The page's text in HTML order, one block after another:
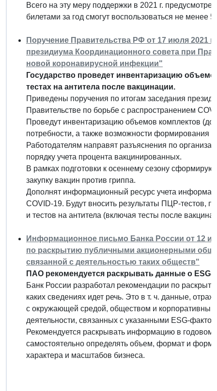
Всего на эту меру поддержки в 2021 г.
билетами за год смогут воспользоваться не менее
Поручение Правительства РФ от 17 июля 2021
президиума Координационного совета при
новой коронавирусной инфекции"
Государство проведет инвентаризацию
тестах на антитела после вакцинации.
Приведены поручения по итогам заседания
Правительстве по борьбе с распространением
Проведут инвентаризацию объемов комплектов
потребности, а также возможности формирования
Работодателям направят разъяснения по
порядку учета процента вакцинированных.
В рамках подготовки к осеннему сезону
закупку вакцин против гриппа.
Дополнят информационный ресурс учета
COVID-19. Будут вносить результаты ПЦР-тестов,
и тестов на антитела (включая тесты после
Информационное письмо Банка России от 12
по раскрытию публичными акционерными
связанной с деятельностью таких обществ"
ПАО рекомендуется раскрывать данные о ESG-
Банк России разработал рекомендации по
каких сведениях идет речь. Это в т. ч. данные,
с окружающей средой, обществом и
деятельности, связанных с указанными ESG-
Рекомендуется раскрывать информацию в
самостоятельно определять объем, формат и
характера и масштабов бизнеса.